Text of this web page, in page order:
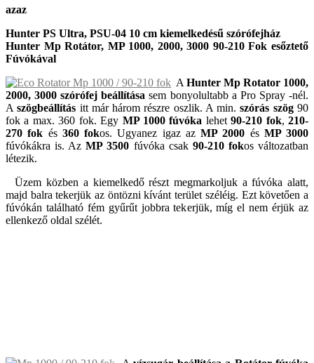
azaz
Hunter PS Ultra, PSU-04 10 cm kiemelkedésű szórófejház
Hunter Mp Rotátor, MP 1000, 2000, 3000 90-210 Fok esőztető
Fúvókával
A Hunter Mp Rotator 1000,
2000, 3000 szórófej beállítása sem bonyolultabb a Pro Spray -nél.
Aszögbeállítás itt már három részre oszlik. A min.szórás szög90
fok a max. 360 fok. Egy MP 1000 fúvóka lehet90-210 fok,210-
270 fok és 360 fokos. Ugyanez igaz az MP 2000 és MP 3000
fúvókákra is. AzMP 3500 fúvóka csak 90-210 fokos változatban
létezik.
Üzem közben a kiemelkedő részt megmarkoljuk a fúvóka alatt,
majd balra tekerjük az öntözni kívánt terület széléig. Ezt követően a
fúvókán található fém gyűrűt jobbra tekerjük, míg el nem érjük az
ellenkező oldal szélét.